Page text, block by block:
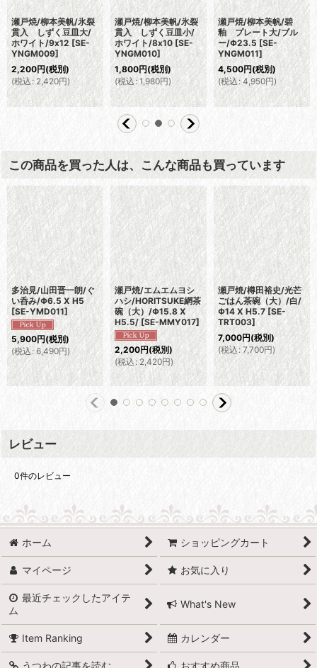
瀬戸焼/柳本美帆/氷裂
貫入 しずく豆皿大/
ホワイト/9x12 [SE-
YNGM009]
2,200円(税別)
(税込 : 2,420円)
瀬戸焼/柳本美帆/氷裂
貫入 しずく豆皿小/
ホワイト/8x10 [SE-
YNGM010]
1,800円(税別)
(税込 : 1,980円)
瀬戸焼/柳本美帆/碧
釉 プレート大/ブル
ー/Φ23.5 [SE-
YNGM011]
4,500円(税別)
(税込 : 4,950円)
この商品を買った人は、こんな商品も買っています
多治見/山田晋一朗/ぐ
い呑み/Φ6.5 X H5
[SE-YMD011]
5,900円(税別)
(税込 : 6,490円)
瀬戸焼/エムエムヨシ
ハシ/HORITSUKE網茶
碗（大）/Φ15.8 X
H5.5/ [SE-MMY017]
2,200円(税別)
(税込: 2,420円)
瀬戸焼/樽田裕史/光芒
ごはん茶碗（大）/白/
Φ14 X H5.7 [SE-
TRT003]
7,000円(税別)
(税込 : 7,700円)
レビュー
0件のレビュー
ホーム ショッピングカート
マイページ お気に入り
最近チェックしたアイテ
ム
What's New
Item Ranking カレンダー
うつわの記事を読む おすすめ商品